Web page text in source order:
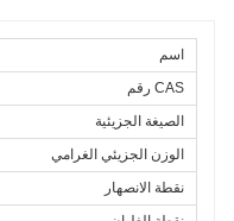
اسم
CAS رقم
الصيغة الجزيئية
الوزن الجزيئي الغرامي
نقطة الانصهار